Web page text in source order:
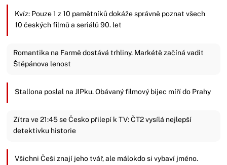
Kvíz: Pouze 1 z 10 pamětníků dokáže správně poznat všech
10 českých filmů a seriálů 90. let
Romantika na Farmě dostává trhliny. Markétě začíná vadit
Štěpánova lenost
Stallona poslal na JIPku. Obávaný filmový bijec míří do Prahy
Zítra ve 21:45 se Česko přilepí k TV: ČT2 vysílá nejlepší
detektivku historie
Všichni Češi znají jeho tvář, ale málokdo si vybaví jméno.